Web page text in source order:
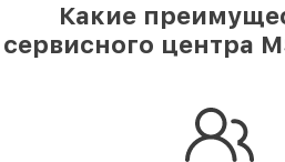
Какие
сервисного центра